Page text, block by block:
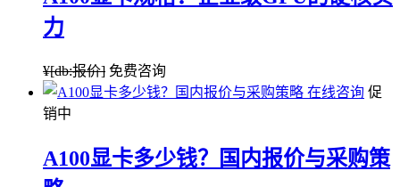
力
¥[db:报价] 免费咨询
在线咨询 促
销中
A100显卡多少钱？国内报价与采购策